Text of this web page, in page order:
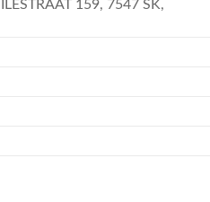
159, 7547 SK,